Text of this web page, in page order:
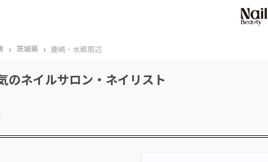
› 茨城県 › 鹿嶋・水郷周辺
のネイルサロン・ネイリスト